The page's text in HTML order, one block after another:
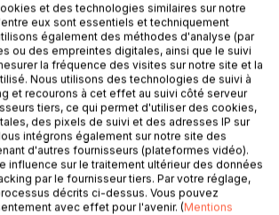
AJOUTER AU PANIER
d'envies
et des technologies similaires sur notre
eux sont essentiels et techniquement
également des méthodes d'analyse (par
ou des empreintes digitales, ainsi que le suivi
la fréquence des visites sur notre site et la
Nous utilisons des technologies de suivi à
et recourons à cet effet au suivi côté serveur
tiers, ce qui permet d'utiliser des cookies,
des pixels de suivi et des adresses IP sur
intégrons également sur notre site des
d'autres fournisseurs (plateformes vidéo).
influence sur le traitement ultérieur des données
par le fournisseur tiers. Par votre réglage,
décrits ci-dessus. Vous pouvez
avec effet pour l'avenir. (Mentions